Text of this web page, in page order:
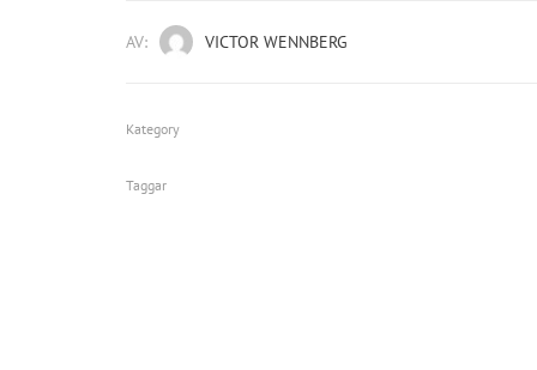
AV: VICTOR WENNBERG
Kategory
Taggar